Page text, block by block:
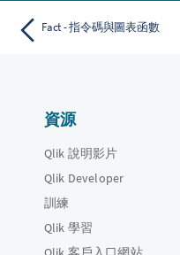
Fact - 指令碼與圖表函數
資源
Qlik 說明影片
Qlik Developer
訓練
Qlik 學習